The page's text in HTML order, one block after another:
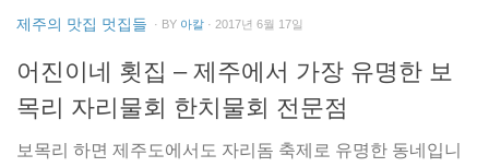
제주의 맛집 멋집들 · BY 아칼 · 2017년 6월 17일
어진이네 횟집 – 제주에서 가장 유명한 보
목리 자리물회 한치물회 전문점
보목리 하면 제주도에서도 자리돔 축제로 유명한 동네입니